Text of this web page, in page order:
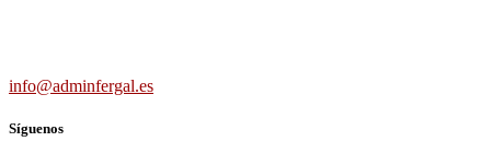
info@adminfergal.es
Síguenos